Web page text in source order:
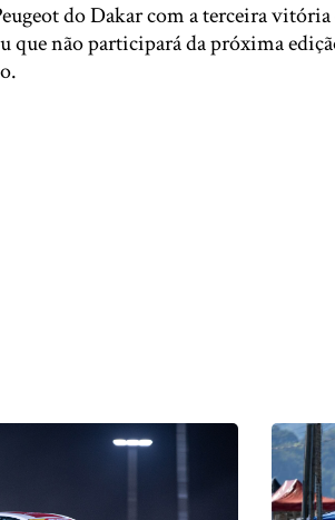
do Dakar com a terceira
que não participará da próxima